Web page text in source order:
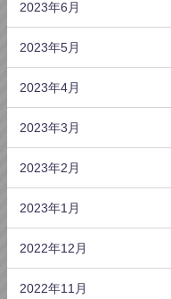
2023年6月
2023年5月
2023年4月
2023年3月
2023年2月
2023年1月
2022年12月
2022年11月